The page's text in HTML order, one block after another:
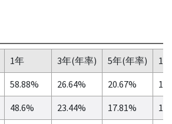
1年 3年(年率) 5年(年率)
10
58.88% 26.64% 20.67%
48.6% 23.44% 17.81%